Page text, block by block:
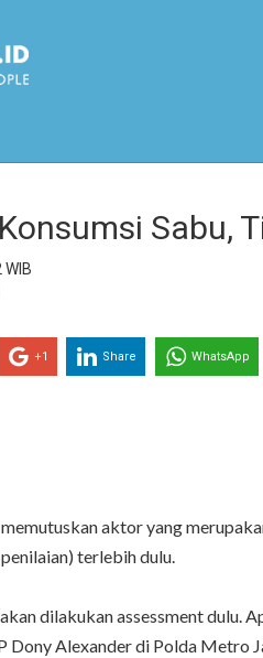
Sabu,
+1 Share WhatsApp
aktor yang
terlebih dulu.
dilakukan assessment
Dony Alexander di Polda Metro